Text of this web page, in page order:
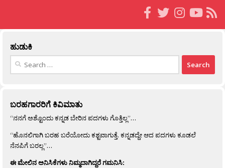
ಹುಡುಕಿ
Search
ಬರಹಗಾರರಿಗೆ ಕಿವಿಮಾತು
“ನನಗೆ ಅಶ್ಟೊಂದು ಕನ್ನಡ ಬೇರಿನ ಪದಗಳು ಗೊತ್ತಿಲ್ಲ”…
“ಹೊನಲಿಗಾಗಿ ಬರಹ ಬರೆಯೋದು ಕಶ್ಟವಾಗುತ್ತೆ. ಕನ್ನಡದ್ದೇ ಆದ ಪದಗಳು ಕೂಡಲೆ
ನೆನಪಿಗೆ ಬರಲ್ಲ”…
ಈ ಮೇಲಿನ ಅನಿಸಿಕೆಗಳು ನಿಮ್ಮದಾಗಿದ್ದರೆ ಗಮನಿಸಿ: